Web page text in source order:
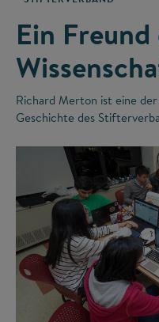
Ein
Richard Merton ist eine
Geschichte des